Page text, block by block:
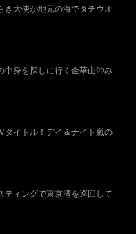
き大使が地元の海でタチウオ
中身を探しに行く金華山沖み
タイトル！デイ＆ナイト嵐の
ティングで東京湾を巡回して